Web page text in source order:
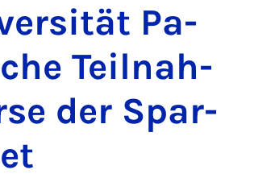
Pa­
Teil­nah­
der Spar­